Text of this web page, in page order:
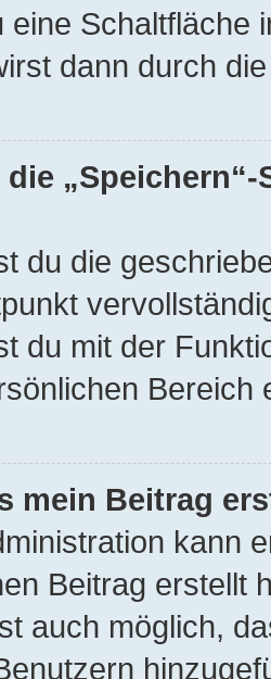
eine Schaltfläche
dann durch
du die
du mit der
Bereich
mein Beitrag
kann
Beitrag erstellt
auch möglich,